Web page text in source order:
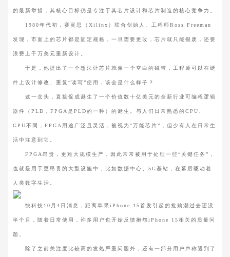
的最新举措，其核心目标仍是专注于其芯片设计和芯片制造的核心竞争力。
1980年代初，赛灵思（Xilinx）联合创始人、工程师Ross Freeman
发现，市面上的芯片都是固定规格，一旦需要更改，芯片就只能报废，还要
浪费上千万美元重新设计。
于是，他提出了一个想法让芯片就像一个空白的磁带，工程师可以在硬
件上设计修改、重复“读写”使用，该会是什么样子？
这一念头，直接促成诞生了一个价值数十亿美元的全新行业可编程逻辑
器件（PLD，FPGA是PLD的一种）的诞生。与人们日常熟悉的CPU、
GPU不同，FPGA用途广泛且灵活，被视为“万能芯片”，但少有人在日常生
活中注意到它。
FPGA昂贵，更难大规模生产，因此常常被用于处理一些“关键任务”，
也就是用于更昂贵的大型设施中，比如数据中心、5G基站，在幕后驱动着
人类数字生活。
快科技10月4日消息，距离苹果iPhone 15首发引起的抢购潮过去还没
半个月，随着日常使用，许多用户也开始反馈抱怨iPhone 15相关的质量问
题。
除了之前关注度比较高的发热严重问题外，还有一部分用户声称遇到了